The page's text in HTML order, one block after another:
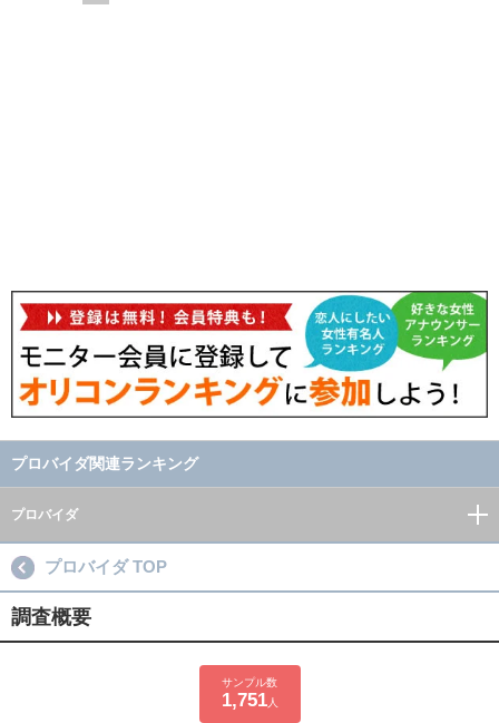
プロバイダ関連ランキング
プロバイダ
プロバイダ TOP
調査概要
サンプル数
1,751人